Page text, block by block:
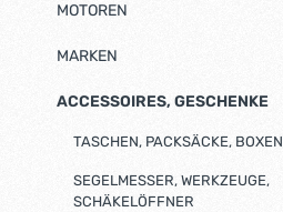
MOTOREN
MARKEN
ACCESSOIRES, GESCHENKE
TASCHEN, PACKSÄCKE, BOXEN
SEGELMESSER, WERKZEUGE,
SCHÄKELÖFFNER